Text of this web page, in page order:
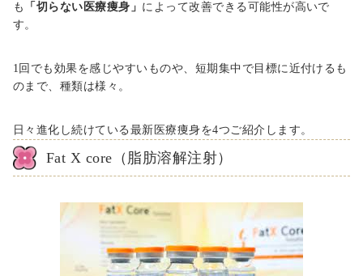
も
「切らない医療痩身」 によって改善できる可能性が高いで
す。
1回でも効果を感じやすいものや、短期集中で目標に近付けるも
のまで、種類は様々。
日々進化し続けている最新医療痩身を4つご紹介します。
Fat X core（脂肪溶解注射）